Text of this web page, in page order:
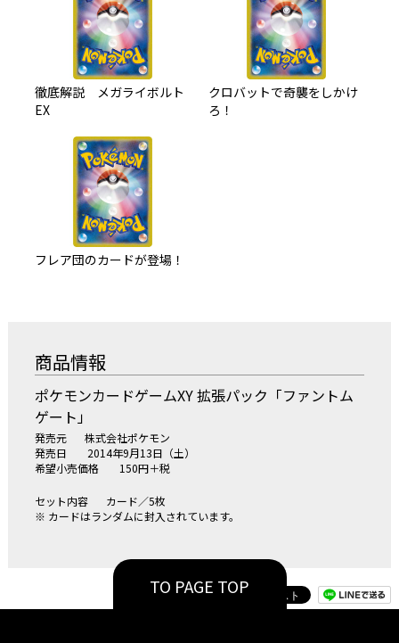
徹底解説 メガライボルト
EX
クロバットで奇襲をしかけ
ろ！
フレア団のカードが登場！
商品情報
ポケモンカードゲームXY 拡張パック「ファントム
ゲート」
発売元
株式会社ポケモン
発売日
2014年9月13日（土）
希望小売価格
150円＋税
セット内容
カード／5枚
※ カードはランダムに封入されています。
TO PAGE TOP